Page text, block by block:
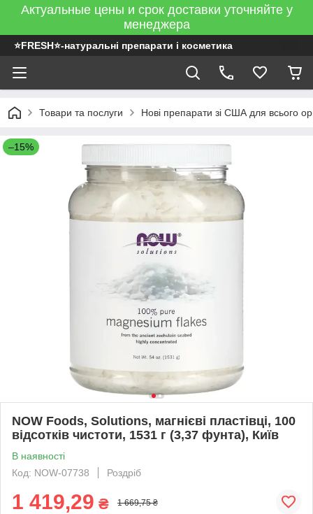
Актуальные цены и срок доставки уточняйте у
менеджера
⭐FRESH⭐-натуральні препарати і косметика
Товари та послуги Нові препарати зі США для всього
–15%
NOW Foods, Solutions, магнієві пластівці, 100
відсотків чистоти, 1531 г (3,37 фунта), Київ
В наявності
Код: NOW-07738
Роздріб
1 419,29 ₴ 1 669,75 ₴